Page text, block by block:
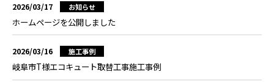
2026/03/17 お知らせ
ホームページを公開しました
2026/03/16 施工事例
岐阜市T様エコキュート取替工事施工事例